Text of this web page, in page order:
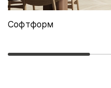
Софтформ